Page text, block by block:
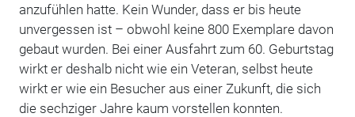
anzufühlen hatte. Kein Wunder, dass er bis heute
unvergessen ist – obwohl keine 800 Exemplare davon
gebaut wurden. Bei einer Ausfahrt zum 60. Geburtstag
wirkt er deshalb nicht wie ein Veteran, selbst heute
wirkt er wie ein Besucher aus einer Zukunft, die sich
die sechziger Jahre kaum vorstellen konnten.